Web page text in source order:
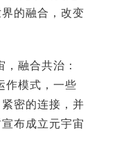
的融合，改变
融合共治：
作模式，一些
密的连接，并
布成立元宇宙